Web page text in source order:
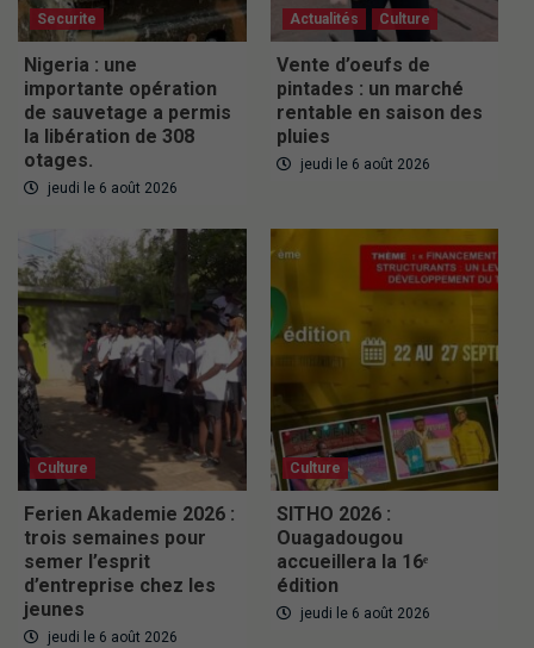
Securite
Nigeria : une
importante opération
de sauvetage a permis
la libération de 308
otages.
jeudi le 6 août 2026
Actualités Culture
Vente d’oeufs de
pintades : un marché
rentable en saison des
pluies
jeudi le 6 août 2026
Culture
Ferien Akademie 2026 :
trois semaines pour
semer l’esprit
d’entreprise chez les
jeunes
jeudi le 6 août 2026
Culture
SITHO 2026 :
Ouagadougou
accueillera la 16ᵉ
édition
jeudi le 6 août 2026